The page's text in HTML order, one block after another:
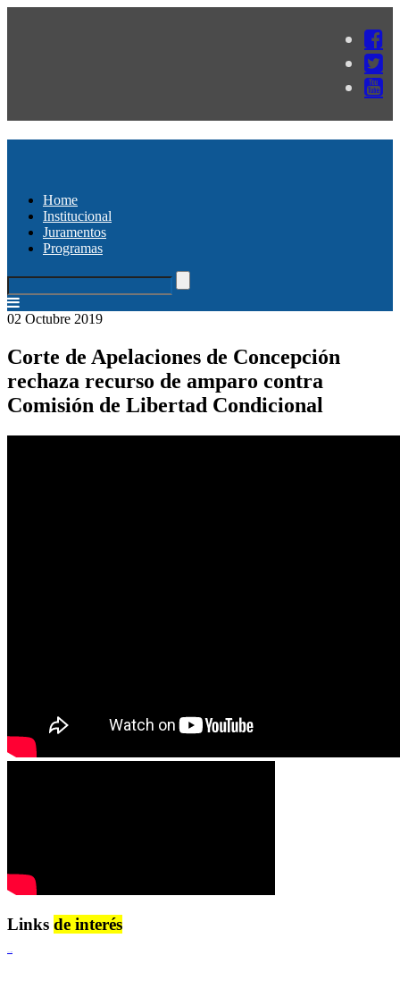
Home
Institucional
Juramentos
Programas
02 Octubre 2019
Corte de Apelaciones de Concepción
rechaza recurso de amparo contra
Comisión de Libertad Condicional
Links de interés